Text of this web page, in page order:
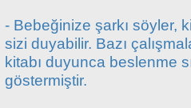
- Bebeğinize şarkı söyler,
sizi duyabilir. Bazı
kitabı duyunca beslenme
göstermiştir.